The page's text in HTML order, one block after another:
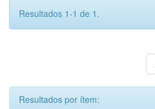
Resultados 1-1 de 1.
Resultados por ítem: